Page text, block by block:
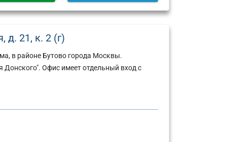
д. 21, к. 2 (г)
в районе Бутово города Москвы.
Офис имеет отдельный вход с